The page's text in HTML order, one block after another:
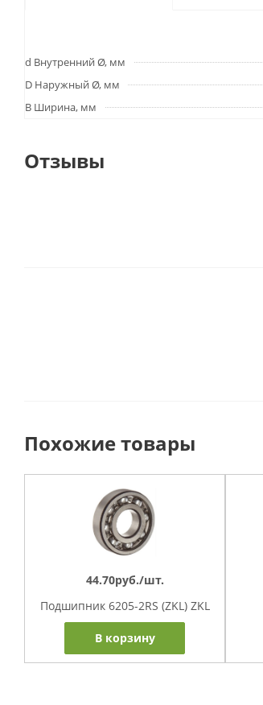
d Внутренний Ø, мм
D Наружный Ø, мм
B Ширина, мм
Отзывы
Похожие товары
44.70руб./шт.
Подшипник 6205-2RS (ZKL) ZKL
В корзину